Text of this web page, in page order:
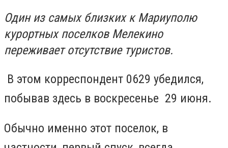
Один из самых близких к Мариуполю
курортных поселков Мелекино
переживает отсутствие туристов.
В этом корреспондент 0629 убедился,
побывав здесь в воскресенье 29 июня.
Обычно именно этот поселок, в